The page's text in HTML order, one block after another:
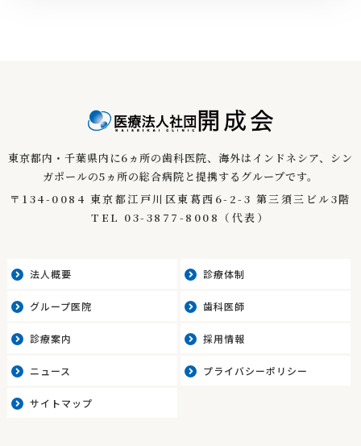
東京都内・千葉県内に6ヵ所の歯科医院、海外はインドネシア、
シン
ガポールの5ヵ所の総合病院と提携するグループです。
〒134-0084 東京都江戸川区東葛西6-2-3 第三須三ビル3階
TEL 03-3877-8008 （代表）
法人概要 診療体制
グループ医院 歯科医師
診療案内 採用情報
ニュース プライバシーポリシー
サイトマップ